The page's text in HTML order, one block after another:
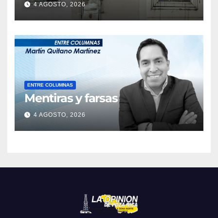
4 AGOSTO, 2026
ENTRE COLUMNAS
Mentiras y farsas
4 AGOSTO, 2026